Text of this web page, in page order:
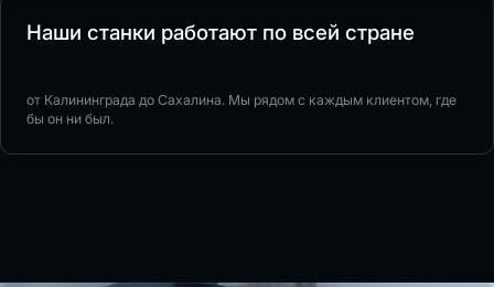
Наши станки работают по всей стране
от Калининграда до Сахалина. Мы рядом с каждым клиентом, где
бы он ни был.